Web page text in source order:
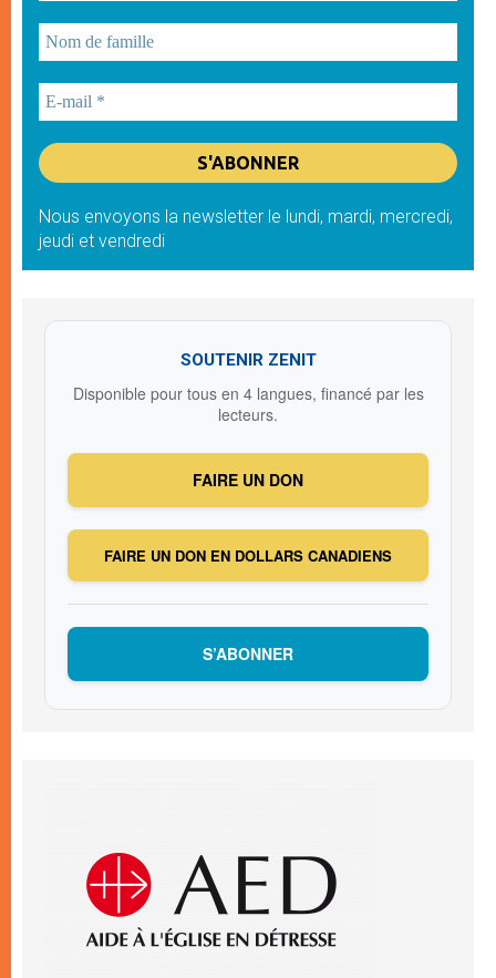
Nous envoyons la newsletter le lundi, mardi, mercredi,
jeudi et vendredi
SOUTENIR ZENIT
Disponible pour tous en 4 langues, financé par les
lecteurs.
FAIRE UN DON
FAIRE UN DON EN DOLLARS CANADIENS
S’ABONNER